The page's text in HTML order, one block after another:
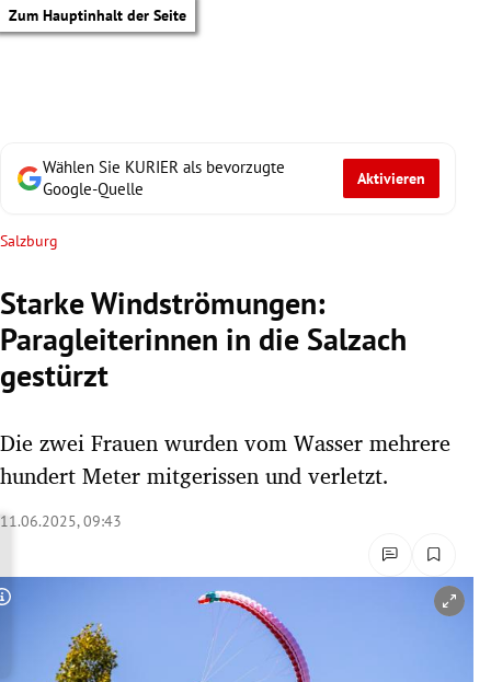
Zum Hauptinhalt der Seite
Untermenü
Untermenü
Untermenü
Wählen Sie KURIER als bevorzugte
Google-Quelle
Aktivieren
Salzburg
Starke Windströmungen:
Paragleiterinnen in die Salzach
gestürzt
Die zwei Frauen wurden vom Wasser mehrere
hundert Meter mitgerissen und verletzt.
11.06.2025, 09:43
Copyright-Hinweis öffnen/schließen